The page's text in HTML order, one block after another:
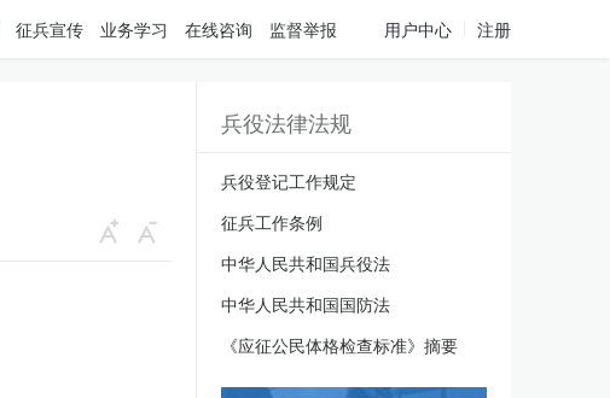
征兵宣传 业务学习 在线咨询 监督举报 用户中心 注册
兵役法律法规
兵役登记工作规定
征兵工作条例
中华人民共和国兵役法
中华人民共和国国防法
《应征公民体格检查标准》摘要